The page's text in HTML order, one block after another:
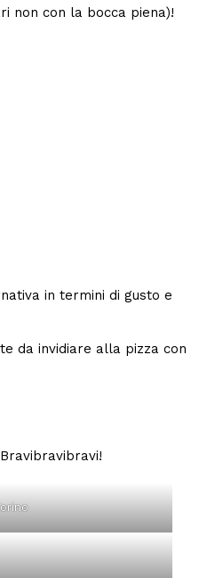
non con la bocca piena)!
in termini di gusto e
da invidiare alla pizza con